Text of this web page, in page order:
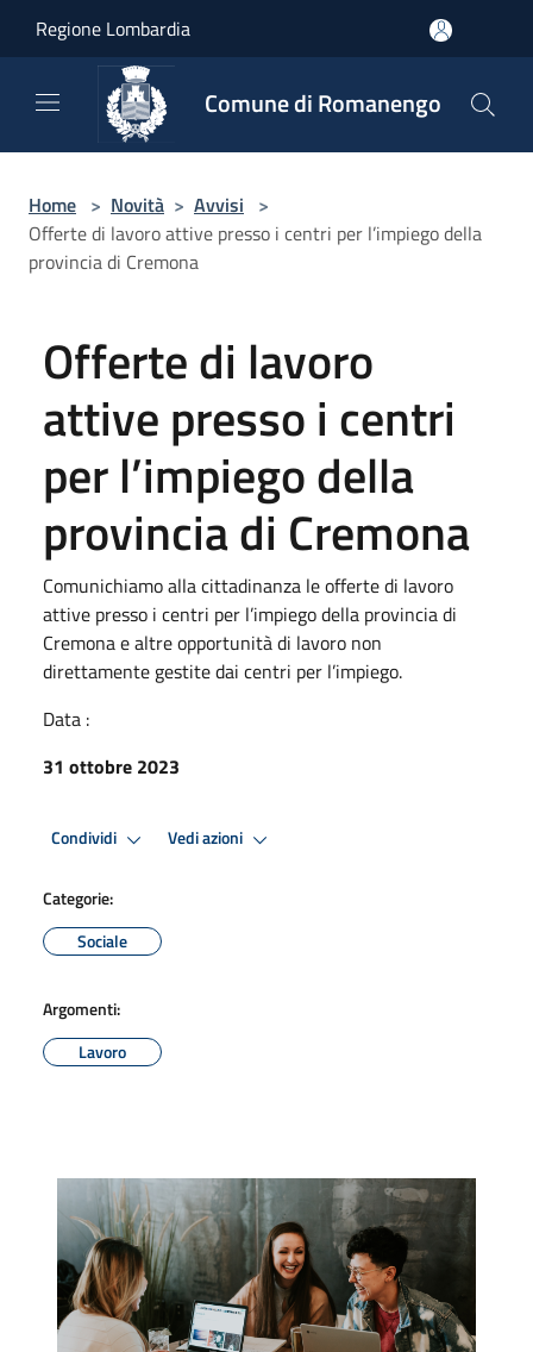
Regione Lombardia
Comune di Romanengo
Home > Novità > Avvisi >
Offerte di lavoro attive presso i centri per l’impiego della
provincia di Cremona
Offerte di lavoro
attive presso i centri
per l’impiego della
provincia di Cremona
Comunichiamo alla cittadinanza le offerte di lavoro
attive presso i centri per l’impiego della provincia di
Cremona e altre opportunità di lavoro non
direttamente gestite dai centri per l’impiego.
Data :
31 ottobre 2023
Condividi Vedi azioni
Categorie:
Sociale
Argomenti:
Lavoro